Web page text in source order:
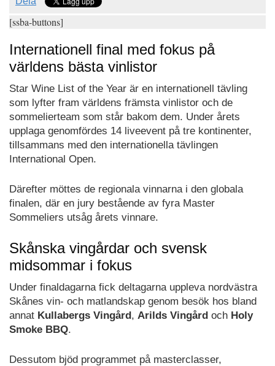
[ssba-buttons]
Internationell final med fokus på
världens bästa vinlistor
Star Wine List of the Year är en internationell tävling
som lyfter fram världens främsta vinlistor och de
sommelierteam som står bakom dem. Under årets
upplaga genomfördes 14 liveevent på tre kontinenter,
tillsammans med den internationella tävlingen
International Open.
Därefter möttes de regionala vinnarna i den globala
finalen, där en jury bestående av fyra Master
Sommeliers utsåg årets vinnare.
Skånska vingårdar och svensk
midsommar i fokus
Under finaldagarna fick deltagarna uppleva nordvästra
Skånes vin- och matlandskap genom besök hos bland
annat Kullabergs Vingård, Arilds Vingård och Holy
Smoke BBQ.
Dessutom bjöd programmet på masterclasser,